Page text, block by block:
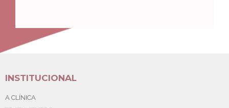
INSTITUCIONAL
A CLÍNICA